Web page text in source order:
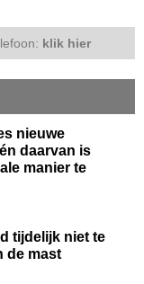
klik hier
nieuwe
daarvan is
manier te
tijdelijk niet te
de mast